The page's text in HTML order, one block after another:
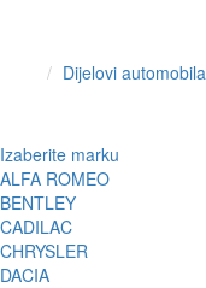
Dijelovi automobila
Izaberite marku
ALFA ROMEO
BENTLEY
CADILAC
CHRYSLER
DACIA